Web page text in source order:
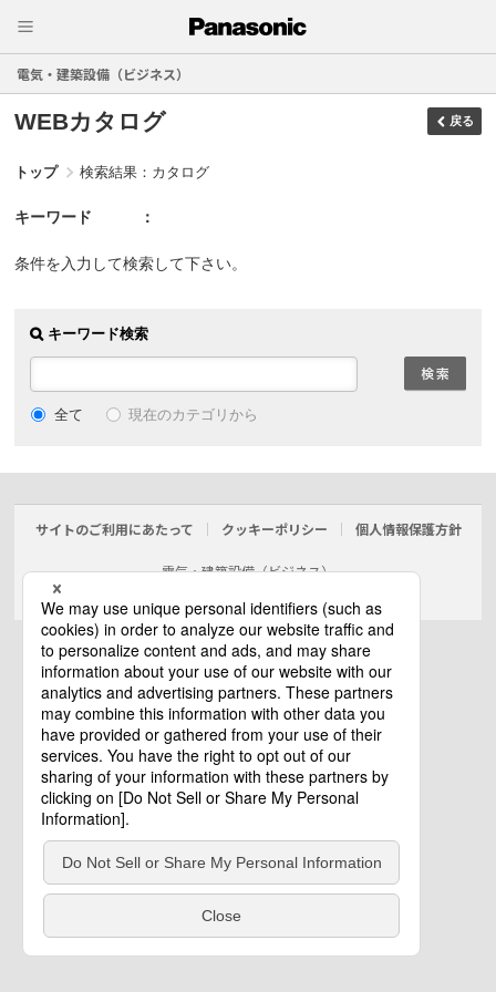
電気・建築設備（ビジネス）
WEBカタログ 戻る
トップ 検索結果：カタログ
キーワード
条件を入力して検索して下さい。
キーワード検索
全て 現在のカテゴリから
サイトのご利用にあたって クッキーポリシー 個人情報保護方針
電気・建築設備（ビジネス）